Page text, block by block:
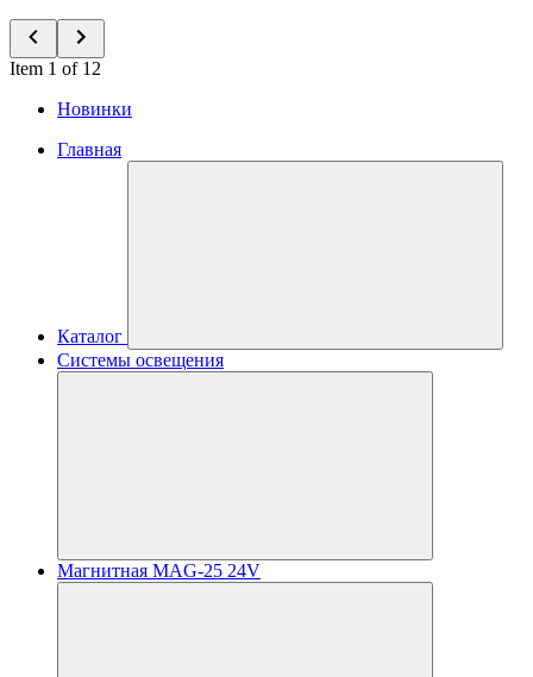
Item 1 of 12
Новинки
Главная
Каталог
Системы освещения
Магнитная MAG-25 24V